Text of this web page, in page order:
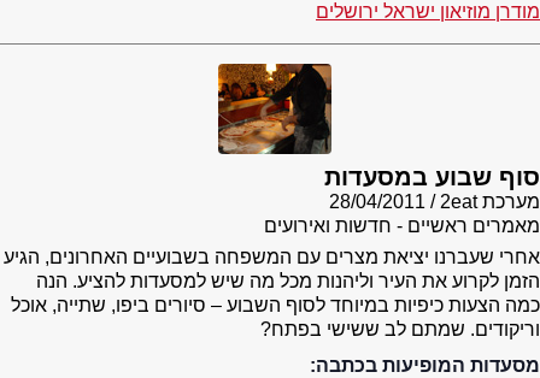
מודרן מוזיאון ישראל ירושלים
סוף שבוע במסעדות
מערכת 2eat
28/04/2011
מאמרים ראשיים - חדשות ואירועים
אחרי שעברנו יציאת מצרים עם המשפחה בשבועיים האחרונים, הגיע
הזמן לקרוע את העיר וליהנות מכל מה שיש למסעדות להציע. הנה
כמה הצעות כיפיות במיוחד לסוף השבוע – סיורים ביפו, שתייה, אוכל
וריקודים. שמתם לב ששישי בפתח?
מסעדות המופיעות בכתבה: